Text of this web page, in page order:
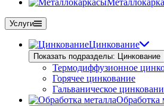
Услуги
Цинкование
Показать подразделы: Цинкование
Термодиффузионное
Горячее цинкование
Гальваническое
Обработка